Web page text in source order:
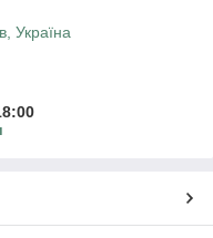
Україна